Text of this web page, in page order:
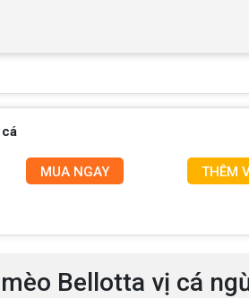
MUA NGAY THÊM
Bellotta vị cá